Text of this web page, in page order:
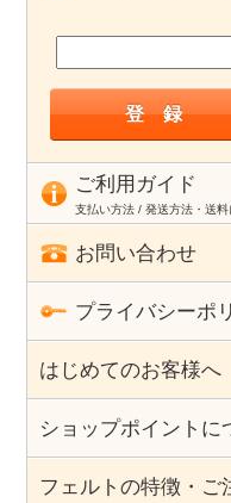
ご利用ガイド
支払い方法 / 発送方法・送
お問い合わせ
プライバシーポ
はじめてのお客様へ
ショップポイントに
フェルトの特徴・ご